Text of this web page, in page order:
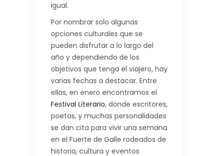
igual.
Por nombrar solo algunas
opciones culturales que se
pueden disfrutar a lo largo del
año y dependiendo de los
objetivos que tenga el viajero, hay
varias fechas a destacar. Entre
ellas, en enero encontramos el
Festival Literario, donde escritores,
poetas, y muchas personalidades
se dan cita para vivir una semana
en el Fuerte de Galle rodeados de
historia, cultura y eventos